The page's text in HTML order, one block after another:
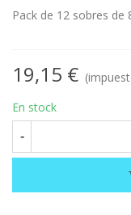
Pack de 12 sobres de
19,15 €
En stock
-